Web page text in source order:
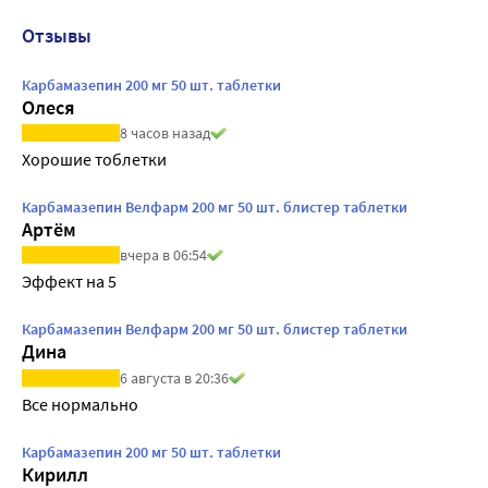
Отзывы
Карбамазепин 200 мг 50 шт. таблетки
Олеся
8 часов назад
Хорошие тоблетки
Карбамазепин Велфарм 200 мг 50 шт. блистер таблетки
Артём
вчера в 06:54
Эффект на 5
Карбамазепин Велфарм 200 мг 50 шт. блистер таблетки
Дина
6 августа в 20:36
Все нормально
Карбамазепин 200 мг 50 шт. таблетки
Кирилл